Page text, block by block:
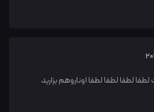
لطفا لطفا لطفا اوناروهم بزارید